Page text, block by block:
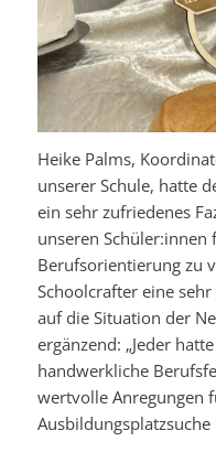
Heike Palms,
unserer Schule, hatte
ein sehr zufriedenes
unseren
Berufsorientierung zu
Schoolcrafter eine
auf die Situation der
ergänzend: „Jeder
handwerkliche
wertvolle Anregungen